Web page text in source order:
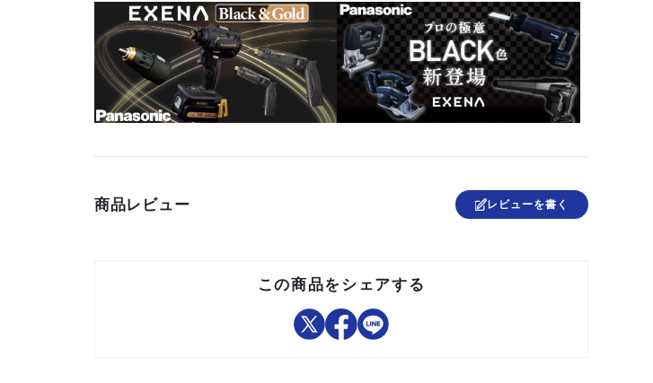
組立品
（株）
（株）
（株）
（株）
商品レビュー レビューを書く
この商品をシェアする